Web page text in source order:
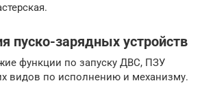
пуско-зарядных устройств
функции по запуску ДВС, ПЗУ
видов по исполнению и механизму.